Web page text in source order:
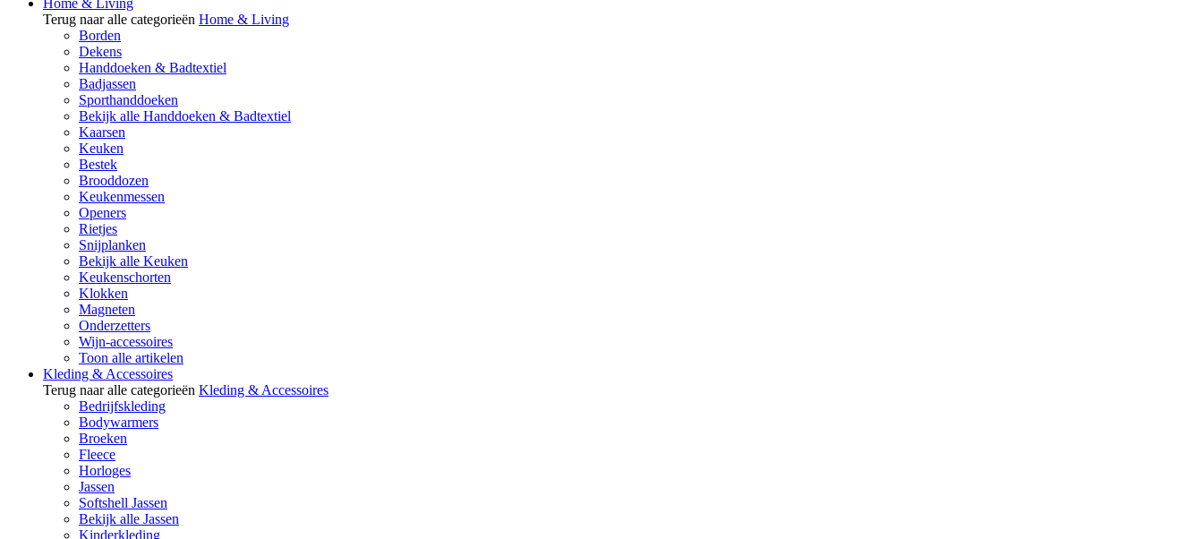
Home & Living
Terug naar alle categorieën Home & Living
Borden
Dekens
Handdoeken & Badtextiel
Badjassen
Sporthanddoeken
Bekijk alle Handdoeken & Badtextiel
Kaarsen
Keuken
Bestek
Brooddozen
Keukenmessen
Openers
Rietjes
Snijplanken
Bekijk alle Keuken
Keukenschorten
Klokken
Magneten
Onderzetters
Wijn-accessoires
Toon alle artikelen
Kleding & Accessoires
Terug naar alle categorieën Kleding & Accessoires
Bedrijfskleding
Bodywarmers
Broeken
Fleece
Horloges
Jassen
Softshell Jassen
Bekijk alle Jassen
Kinderkleding